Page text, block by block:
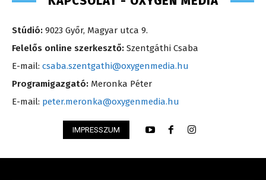
Stúdió: 9023 Győr, Magyar utca 9.
Felelős online szerkesztő: Szentgáthi Csaba
E-mail: csaba.szentgathi@oxygenmedia.hu
Programigazgató: Meronka Péter
E-mail: peter.meronka@oxygenmedia.hu
IMPRESSZUM